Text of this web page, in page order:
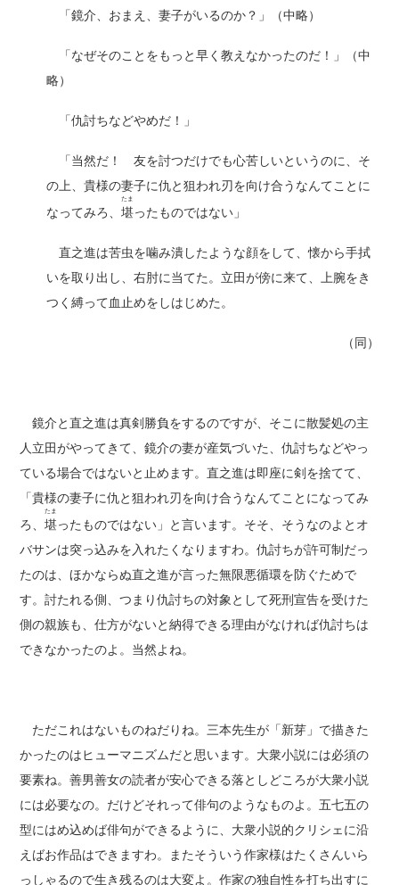
「鏡介、おまえ、妻子がいるのか？」（中略）
「なぜそのことをもっと早く教えなかったのだ！」（中
略）
「仇討ちなどやめだ！」
「当然だ！ 友を討つだけでも心苦しいというのに、そ
の上、貴様の妻子に仇と狙われ刃を向け合うなんてことに
なってみろ、堪
たま
ったものではない」
直之進は苦虫を噛み潰したような顔をして、懐から手拭
いを取り出し、右肘に当てた。立田が傍に来て、上腕をき
つく縛って血止めをしはじめた。
（同）
鏡介と直之進は真剣勝負をするのですが、そこに散髪処の主
人立田がやってきて、鏡介の妻が産気づいた、仇討ちなどやっ
ている場合ではないと止めます。直之進は即座に剣を捨てて、
「貴様の妻子に仇と狙われ刃を向け合うなんてことになってみ
ろ、堪
たま
ったものではない」と言います。そそ、そうなのよとオ
バサンは突っ込みを入れたくなりますわ。仇討ちが許可制だっ
たのは、ほかならぬ直之進が言った無限悪循環を防ぐためで
す。討たれる側、つまり仇討ちの対象として死刑宣告を受けた
側の親族も、仕方がないと納得できる理由がなければ仇討ちは
できなかったのよ。当然よね。
ただこれはないものねだりね。三本先生が「新芽」で描きた
かったのはヒューマニズムだと思います。大衆小説には必須の
要素ね。善男善女の読者が安心できる落としどころが大衆小説
には必要なの。だけどそれって俳句のようなものよ。五七五の
型にはめ込めば俳句ができるように、大衆小説的クリシェに沿
えばお作品はできますわ。またそういう作家様はたくさんいら
っしゃるので生き残るのは大変よ。作家の独自性を打ち出すに